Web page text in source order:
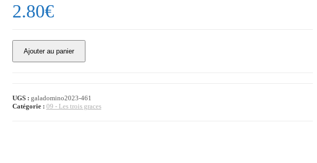
2.80€
quantité
DominoGala_2023-
Ajouter au panier
UGS : galadomino2023-461
Catégorie : 09 - Les trois graces